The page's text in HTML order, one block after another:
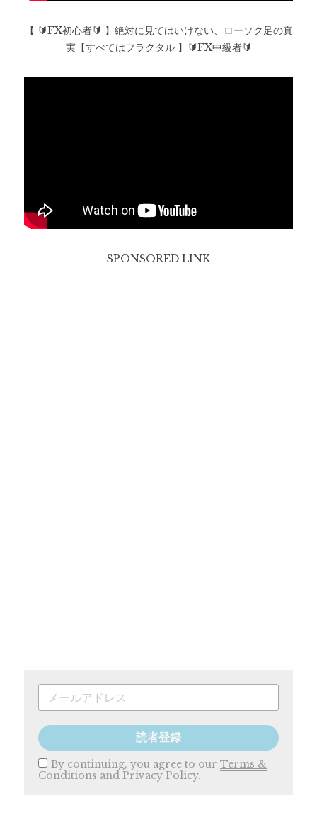
【 🔰FX初心者🔰 】絶対に見てはいけない、ローソク足の真
実【すべてはフラクタル 】🔰FX中級者🔰
SPONSORED LINK
読者登録
By continuing, you agree to our Terms &
Conditions and Privacy Policy.